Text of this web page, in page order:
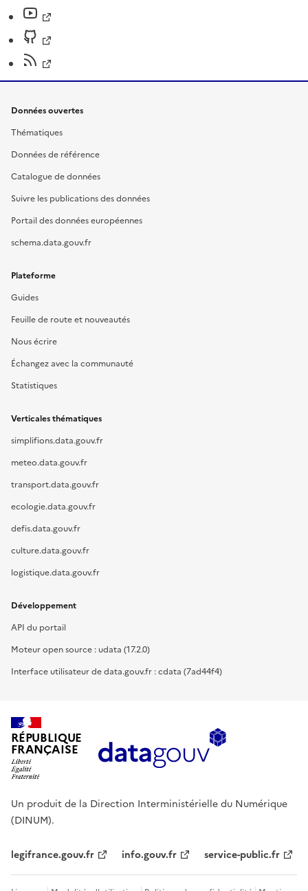
Données ouvertes
Thématiques
Données de référence
Catalogue de données
Suivre les publications des données
Portail des données européennes
schema.data.gouv.fr
Plateforme
Guides
Feuille de route et nouveautés
Nous écrire
Échangez avec la communauté
Statistiques
Verticales thématiques
simplifions.data.gouv.fr
meteo.data.gouv.fr
transport.data.gouv.fr
ecologie.data.gouv.fr
defis.data.gouv.fr
culture.data.gouv.fr
logistique.data.gouv.fr
Développement
API du portail
Moteur open source : udata (17.2.0)
Interface utilisateur de data.gouv.fr : cdata (7ad44f4)
RÉPUBLIQUE
FRANÇAISE
Un produit de la Direction Interministérielle du Numérique
(DINUM).
legifrance.gouv.fr info.gouv.fr service-public.fr